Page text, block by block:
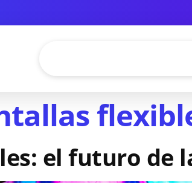
el futuro de